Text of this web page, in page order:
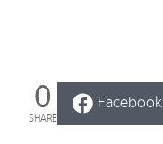
0
SHARE
Facebook